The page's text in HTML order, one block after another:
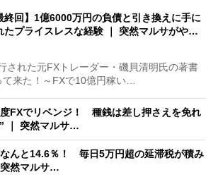
終回】1億6000万円の負債と引き換えに手に
たプライスレスな経験 ｜ 突然マルサがや…
れた元FXトレーダー・磯貝清明氏の著書
て来た！～FXで10億円稼い…
度FXでリベンジ！ 種銭は差し押さえを免れ
｜ 突然マルサ…
なんと14.6％！ 毎日5万円超の延滞税が積み
然マルサ…